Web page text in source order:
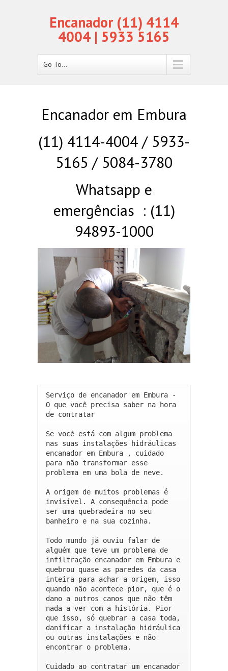
Encanador (11) 4114
4004 | 5933 5165
Go To...
Encanador em Embura
(11) 4114-4004 / 5933-
5165 / 5084-3780
Whatsapp e
emergências : (11)
94893-1000
Serviço de encanador em Embura -
O que você precisa saber na hora
de contratar
Se você está com algum problema
nas suas instalações hidráulicas
encanador em Embura , cuidado
para não transformar esse
problema em uma bola de neve.
A origem de muitos problemas é
invisível. A consequência pode
ser uma quebradeira no seu
banheiro e na sua cozinha.
Todo mundo já ouviu falar de
alguém que teve um problema de
infiltração encanador em Embura e
quebrou quase as paredes da casa
inteira para achar a origem, isso
quando não acontece pior, que é o
dano a outros canos que não têm
nada a ver com a história. Pior
que isso, só quebrar a casa toda,
danificar a instalação hidráulica
ou outras instalações e não
encontrar o problema.
Cuidado ao contratar um encanador